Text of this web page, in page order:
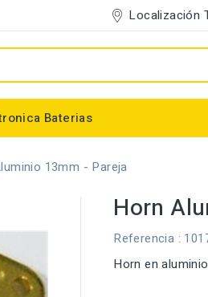
Localización
Baterias
13mm - Pareja
Horn
Referencia :
Horn en